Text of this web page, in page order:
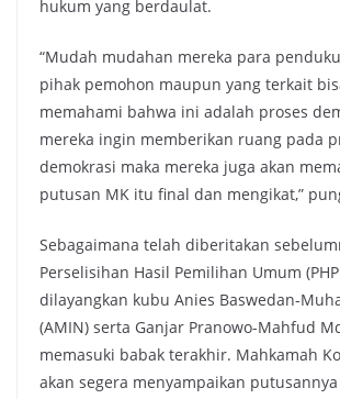
hukum yang berdaulat.
“Mudah mudahan mereka para
pihak pemohon maupun yang terkait
memahami bahwa ini adalah proses
mereka ingin memberikan ruang pada
demokrasi maka mereka juga akan
putusan MK itu final dan mengikat,”
Sebagaimana telah diberitakan
Perselisihan Hasil Pemilihan Umum
dilayangkan kubu Anies Baswedan-
(AMIN) serta Ganjar Pranowo-Mahfud
memasuki babak terakhir. Mahkamah
akan segera menyampaikan